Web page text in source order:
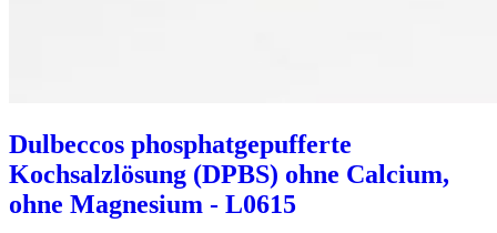
Dulbeccos phosphatgepufferte
Kochsalzlösung (DPBS) ohne Calcium,
ohne Magnesium - L0615